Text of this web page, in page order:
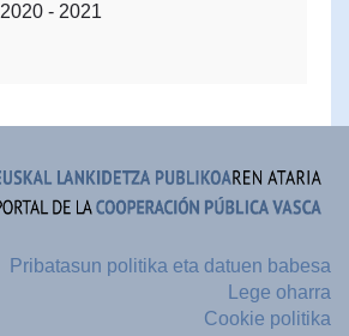
2020 - 2021
Pribatasun politika eta datuen babesa
Lege oharra
Cookie politika